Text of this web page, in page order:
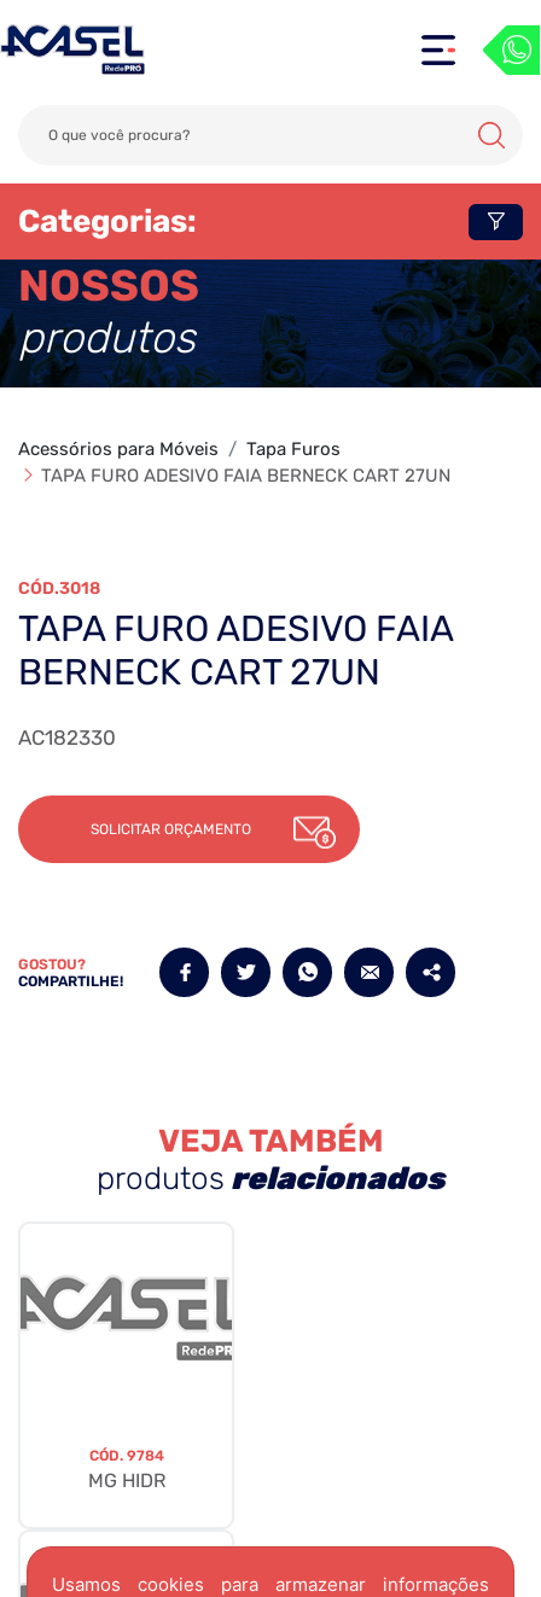
Usamos cookies para armazenar informações
Categorias:
NOSSOS
produtos
Acessórios para Móveis
Tapa Furos
TAPA FURO ADESIVO FAIA BERNECK CART 27UN
3018
TAPA FURO ADESIVO FAIA
BERNECK CART 27UN
AC182330
SOLICITAR ORÇAMENTO
GOSTOU?
COMPARTILHE!
VEJA TAMBÉM
produtos relacionados
CÓD. 9784
MG HIDR